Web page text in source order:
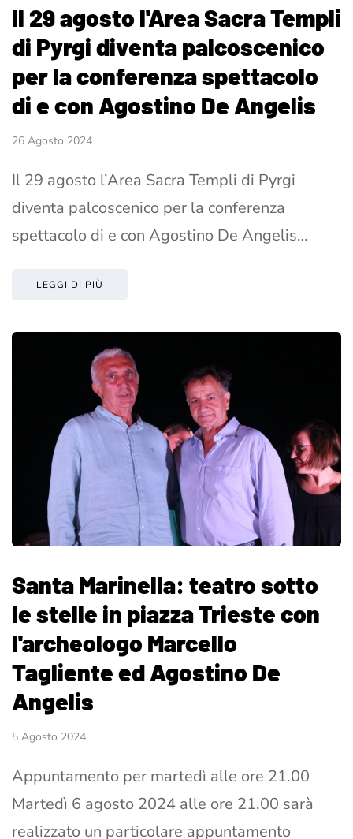
Il 29 agosto l'Area Sacra Templi
di Pyrgi diventa palcoscenico
per la conferenza spettacolo
di e con Agostino De Angelis
26 Agosto 2024
Il 29 agosto l’Area Sacra Templi di Pyrgi
diventa palcoscenico per la conferenza
spettacolo di e con Agostino De Angelis…
LEGGI DI PIÙ
Santa Marinella: teatro sotto
le stelle in piazza Trieste con
l'archeologo Marcello
Tagliente ed Agostino De
Angelis
5 Agosto 2024
Appuntamento per martedì alle ore 21.00
Martedì 6 agosto 2024 alle ore 21.00 sarà
realizzato un particolare appuntamento